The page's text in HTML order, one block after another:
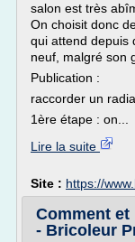
salon est très
On choisit donc
qui attend depuis
neuf, malgré son
Publication :
raccorder un
1ère étape : on...
Lire la suite
Site : https://
Comment
- Bricoleur